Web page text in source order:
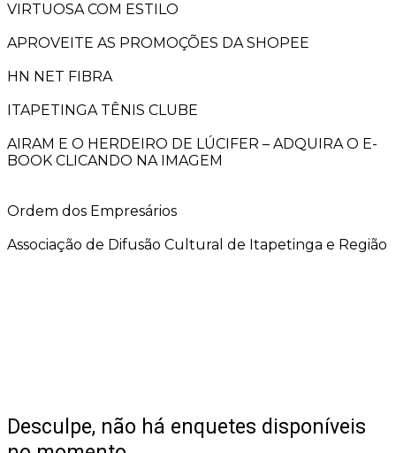
VIRTUOSA COM ESTILO
APROVEITE AS PROMOÇÕES DA SHOPEE
HN NET FIBRA
ITAPETINGA TÊNIS CLUBE
AIRAM E O HERDEIRO DE LÚCIFER – ADQUIRA O E-
BOOK CLICANDO NA IMAGEM
Ordem dos Empresários
Associação de Difusão Cultural de Itapetinga e Região
Desculpe, não há enquetes disponíveis